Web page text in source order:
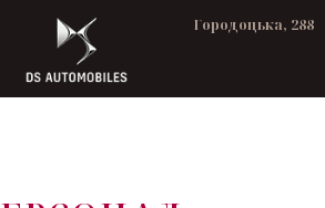
Городоцька, 288